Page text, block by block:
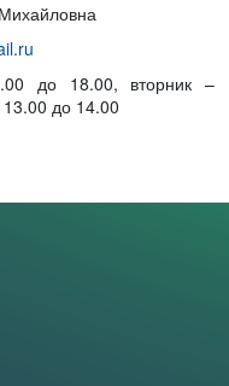
до 18.00, вторник –
до 14.00